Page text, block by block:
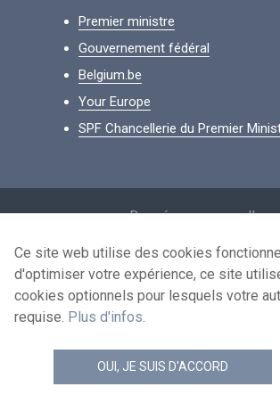
Premier ministre
Gouvernement fédéral
Belgium.be
Your Europe
SPF Chancellerie du Premier
Données personnelles
Conditions de réutilisation
Contactez-nous
news.belgium flux RSS
© 2026 - news.belgium.be
Ce site web utilise des cookies
d'optimiser votre expérience, ce site
cookies optionnels pour lesquels votre
requise. Plus d'infos.
OUI, JE SUIS D'ACCORD